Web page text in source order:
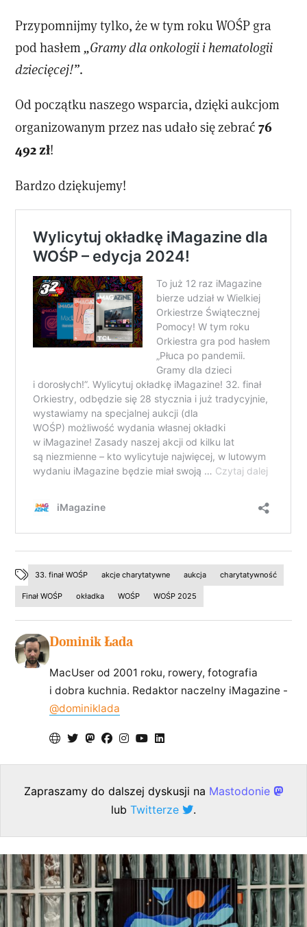
Przypomnijmy tylko, że w tym roku WOŚP gra
pod hasłem„Gramy dla onkologii i hematologii
dziecięcej!”.
Od początku naszego wsparcia, dzięki aukcjom
organizowanym przez nas udało się zebrać76
492 zł!
Bardzo dziękujemy!
33. finał WOŚP akcje charytatywne aukcja charytatywność
Finał WOŚP okładka WOŚP WOŚP 2025
Dominik Łada
MacUser od 2001 roku, rowery, fotografia
i dobra kuchnia. Redaktor naczelny iMagazine -
@dominiklada
Zapraszamy do dalszej dyskusji na Mastodonie
lub Twitterze .